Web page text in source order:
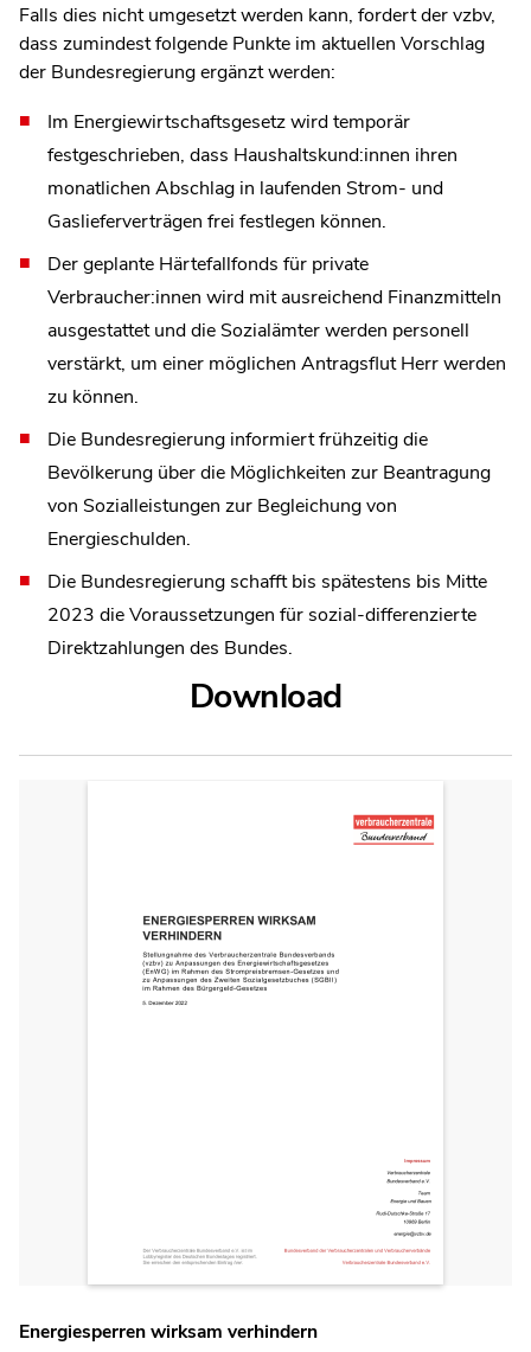
Falls dies nicht umgesetzt werden kann, fordert der vzbv,
dass zumindest folgende Punkte im aktuellen Vorschlag
der Bundesregierung ergänzt werden:
Im Energiewirtschaftsgesetz wird temporär
festgeschrieben, dass Haushaltskund:innen ihren
monatlichen Abschlag in laufenden Strom- und
Gaslieferverträgen frei festlegen können.
Der geplante Härtefallfonds für private
Verbraucher:innen wird mit ausreichend Finanzmitteln
ausgestattet und die Sozialämter werden personell
verstärkt, um einer möglichen Antragsflut Herr werden
zu können.
Die Bundesregierung informiert frühzeitig die
Bevölkerung über die Möglichkeiten zur Beantragung
von Sozialleistungen zur Begleichung von
Energieschulden.
Die Bundesregierung schafft bis spätestens bis Mitte
2023 die Voraussetzungen für sozial-differenzierte
Direktzahlungen des Bundes.
Download
Energiesperren wirksam verhindern